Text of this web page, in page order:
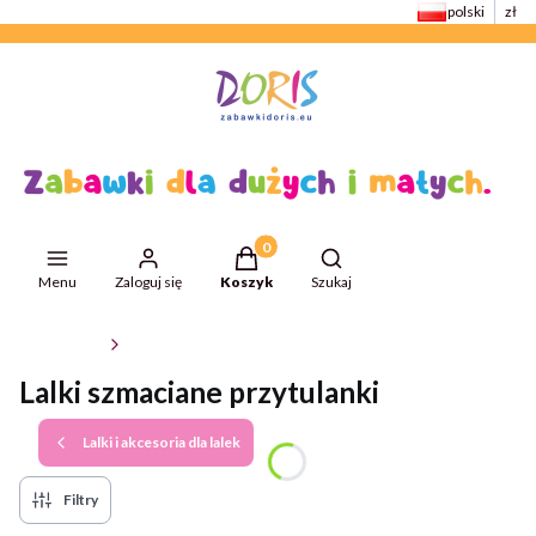
polski zł
Menu Zaloguj się
Produkty w koszyku: 0. Zobacz
Koszyk
Otwórz wyszukiwarkę
Szukaj
Lalki szmaciane przytulanki
Lalki i akcesoria dla lalek
Filtry